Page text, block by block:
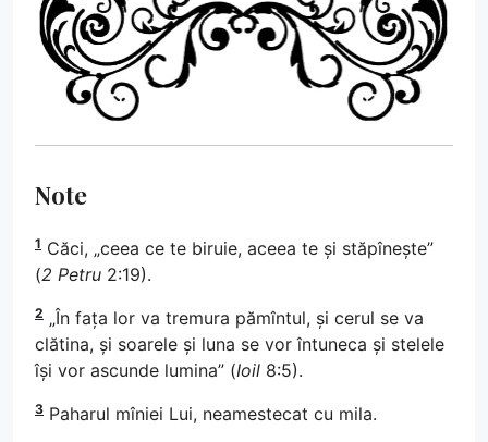
Note
1 Căci, „ceea ce te biruie, aceea te și stăpînește”
(2 Petru 2:19).
2 „În fața lor va tremura pămîntul, și cerul se va
clătina, și soarele și luna se vor întuneca și stelele
își vor ascunde lumina” (Ioil 8:5).
3 Paharul mîniei Lui, neamestecat cu mila.